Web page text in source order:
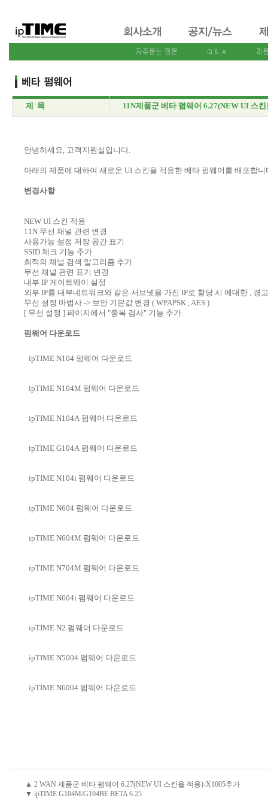
제 목 11N제품군 베타 펌웨어 6.27(NEW UI 스
안녕하세요, 고객지원실입니다.
아래의 제품에 대하여 새로운 UI 스킨을 적용한 베타 펌웨어를 배포합니
변경사항
NEW UI 스킨 적용
11N 무선 채널 관련 변경
사용가능 설정 저장 공간 표기
SSID 체크 기능 추가
최적의 채널 검색 알고리즘 추가
무선 채널 관련 표기 변경
내부 IP 게이트웨이 설정
외부 IP를 내부네트워크와 같은 서브넷을 가진 IP로 할당 시 에대한 , 경
무선 설정 마법사 -> 보안 기본값 변경 ( WPAPSK , AES )
[ 무선 설정 ] 페이지에서 "중복 검사" 기능 추가.
펌웨어 다운로드
ipTIME N104 펌웨어 다운로드
ipTIME N104M 펌웨어 다운로드
ipTIME N104A 펌웨어 다운로드
ipTIME G104A 펌웨어 다운로드
ipTIME N104i 펌웨어 다운로드
ipTIME N604 펌웨어 다운로드
ipTIME N604M 펌웨어 다운로드
ipTIME N704M 펌웨어 다운로드
ipTIME N604i 펌웨어 다운로드
ipTIME N2 펌웨어 다운로드
ipTIME N5004 펌웨어 다운로드
ipTIME N6004 펌웨어 다운로드
▲ 2 WAN 제품군 베타 펌웨어 6.27(NEW UI 스킨을 적용)-X1005추가
▼ ipTIME G104M/G104BE BETA 6.25